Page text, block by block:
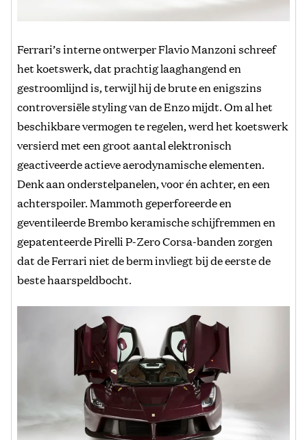
Ferrari’s interne ontwerper Flavio Manzoni schreef
het koetswerk, dat prachtig laaghangend en
gestroomlijnd is, terwijl hij de brute en enigszins
controversiële styling van de Enzo mijdt. Om al het
beschikbare vermogen te regelen, werd het koetswerk
versierd met een groot aantal elektronisch
geactiveerde actieve aerodynamische elementen.
Denk aan onderstelpanelen, voor én achter, en een
achterspoiler. Mammoth geperforeerde en
geventileerde Brembo keramische schijfremmen en
gepatenteerde Pirelli P-Zero Corsa-banden zorgen
dat de Ferrari niet de berm invliegt bij de eerste de
beste haarspeldbocht.